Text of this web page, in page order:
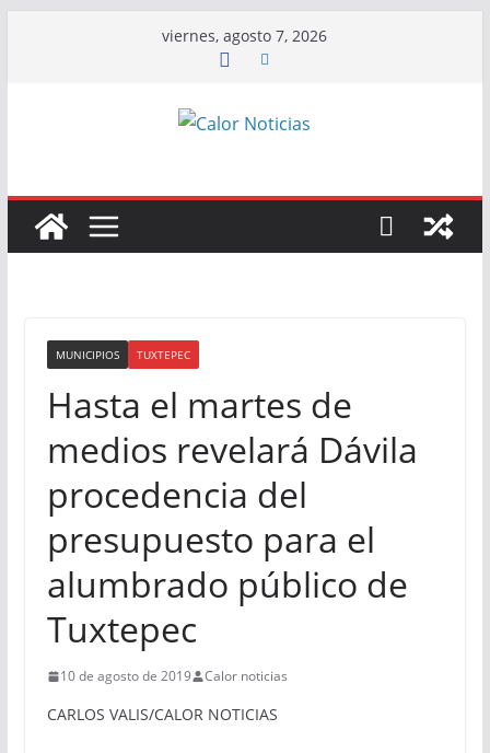
viernes, agosto 7, 2026
MUNICIPIOS TUXTEPEC
Hasta el martes de
medios revelará Dávila
procedencia del
presupuesto para el
alumbrado público de
Tuxtepec
10 de agosto de 2019 Calor noticias
CARLOS VALIS/CALOR NOTICIAS